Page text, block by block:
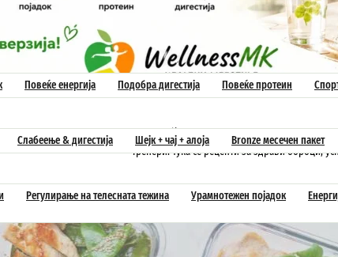
Повеќе енергија Подобра дигестија Повеќе протеин
Слабеење & дигестија Шејк + чај + алоја Bronze месечен пакет
Регулирање на телесната тежина Урамнотежен појадок
Редовно објавуваме текстови за исхраната и
тренери. Тука се рецепти за здрави оброци,